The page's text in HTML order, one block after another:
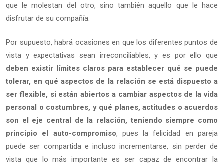
que le molestan del otro, sino también aquello que le hace
disfrutar de su compañía.
Por supuesto, habrá ocasiones en que los diferentes puntos de
vista y expectativas sean irreconciliables, y es por ello que
deben existir límites claros para establecer qué se puede
tolerar, en qué aspectos de la relación se está dispuesto a
ser flexible, si están abiertos a cambiar aspectos de la vida
personal o costumbres, y qué planes, actitudes o acuerdos
son el eje central de la relación, teniendo siempre como
principio el auto-compromiso, pues la felicidad en pareja
puede ser compartida e incluso incrementarse, sin perder de
vista que lo más importante es ser capaz de encontrar la